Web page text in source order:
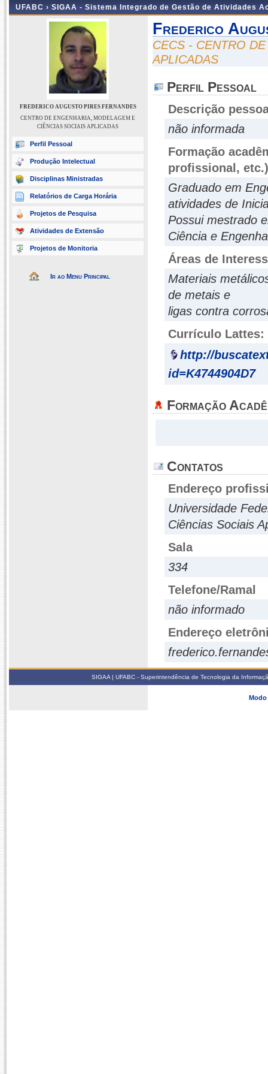
UFABC › SIGAA - Sistema Integrado de Gestão de Atividades
FREDERICO AUGUSTO PIRES FERNANDES
CENTRO DE ENGENHARIA, MODELAGEM E
CIÊNCIAS SOCIAIS APLICADAS
Perfil Pessoal
Produção Intelectual
Disciplinas Ministradas
Relatórios de Carga Horária
Projetos de Pesquisa
Atividades de Extensão
Projetos de Monitoria
Ir ao Menu Principal
Frederico
CECS - CENTRO
APLICADAS
Perfil Pessoal
Descrição
não informada
Formação
profissional, etc.)
Graduado em
atividades de
Possui mestrado
Ciência e
Áreas de
Materiais
de metais e
ligas contra
Currículo Lattes:
http://
id=K4744904D7
Formação
Contatos
Endereço
Universidade
Ciências Sociais
Sala
334
Telefone/Ramal
não informado
Endereço
SIGAA | UFABC - Superintendência de Tecnologia da
Modo